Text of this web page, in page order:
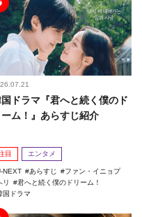
ドラマ『君へと続く僕のド
ーム！』あらすじ紹介
目 エンタメ
NEXT あらすじ
ファン・イニョプ
リ
君へと続く僕のドリーム！
国ドラマ